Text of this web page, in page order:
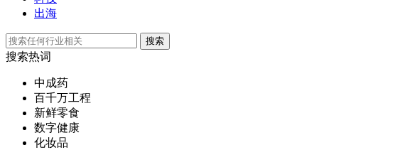
出海
搜索
搜索热词
中成药
百千万工程
新鲜零食
数字健康
化妆品